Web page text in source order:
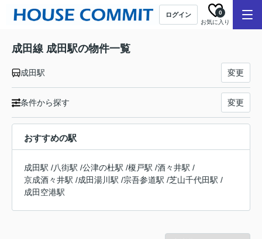
ログイン
お気に入り
0
成田線 成田駅の物件一覧
成田駅 変更
条件から探す 変更
おすすめの駅
成田駅 /八街駅 /公津の杜駅 /榎戸駅 /酒々井駅 /
京成酒々井駅 /成田湯川駅 /宗吾参道駅 /芝山千代田駅 /
成田空港駅